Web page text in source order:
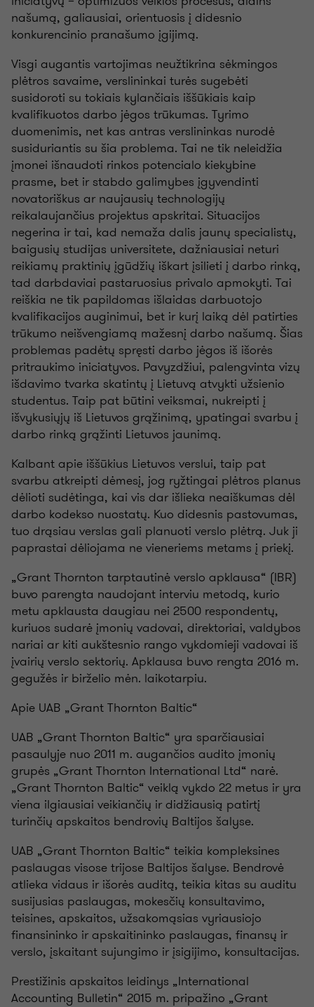
našumą, galiausiai, orientuosis į didesnio
konkurencinio pranašumo įgijimą.
Visgi augantis vartojimas neužtikrina sėkmingos
plėtros savaime, verslininkai turės sugebėti
susidoroti su tokiais kylančiais iššūkiais kaip
kvalifikuotos darbo jėgos trūkumas. Tyrimo
duomenimis, net kas antras verslininkas nurodė
susiduriantis su šia problema. Tai ne tik neleidžia
įmonei išnaudoti rinkos potencialo kiekybine
prasme, bet ir stabdo galimybes įgyvendinti
novatoriškus ar naujausių technologijų
reikalaujančius projektus apskritai. Situacijos
negerina ir tai, kad nemaža dalis jaunų specialistų,
baigusių studijas universitete, dažniausiai neturi
reikiamų praktinių įgūdžių iškart įsilieti į darbo rinką,
tad darbdaviai pastaruosius privalo apmokyti. Tai
reiškia ne tik papildomas išlaidas darbuotojo
kvalifikacijos auginimui, bet ir kurį laiką dėl patirties
trūkumo neišvengiamą mažesnį darbo našumą. Šias
problemas padėtų spręsti darbo jėgos iš išorės
pritraukimo iniciatyvos. Pavyzdžiui, palengvinta vizų
išdavimo tvarka skatintų į Lietuvą atvykti užsienio
studentus. Taip pat būtini veiksmai, nukreipti į
išvykusiųjų iš Lietuvos grąžinimą, ypatingai svarbu į
darbo rinką grąžinti Lietuvos jaunimą.
Kalbant apie iššūkius Lietuvos verslui, taip pat
svarbu atkreipti dėmesį, jog ryžtingai plėtros planus
dėlioti sudėtinga, kai vis dar išlieka neaiškumas dėl
darbo kodekso nuostatų. Kuo didesnis pastovumas,
tuo drąsiau verslas gali planuoti verslo plėtrą. Juk ji
paprastai dėliojama ne vieneriems metams į priekį.
„Grant Thornton tarptautinė verslo apklausa“ (IBR)
buvo parengta naudojant interviu metodą, kurio
metu apklausta daugiau nei 2500 respondentų,
kuriuos sudarė įmonių vadovai, direktoriai, valdybos
nariai ar kiti aukštesnio rango vykdomieji vadovai iš
įvairių verslo sektorių. Apklausa buvo rengta 2016 m.
gegužės ir birželio mėn. laikotarpiu.
Apie UAB „Grant Thornton Baltic“
UAB „Grant Thornton Baltic“ yra sparčiausiai
pasaulyje nuo 2011 m. augančios audito įmonių
grupės „Grant Thornton International Ltd“ narė.
„Grant Thornton Baltic“ veiklą vykdo 22 metus ir yra
viena ilgiausiai veikiančių ir didžiausią patirtį
turinčių apskaitos bendrovių Baltijos šalyse.
UAB „Grant Thornton Baltic“ teikia kompleksines
paslaugas visose trijose Baltijos šalyse. Bendrovė
atlieka vidaus ir išorės auditą, teikia kitas su auditu
susijusias paslaugas, mokesčių konsultavimo,
teisines, apskaitos, užsakomąsias vyriausiojo
finansininko ir apskaitininko paslaugas, finansų ir
verslo, įskaitant sujungimo ir įsigijimo, konsultacijas.
Prestižinis apskaitos leidinys „International
Accounting Bulletin“ 2015 m. pripažino „Grant